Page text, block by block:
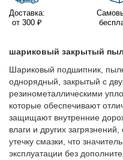
Доставка:
от 300 ₽
шариковый закрытый
Шариковый подшипник,
однорядный, закрытый с
резинометаллическими
которые обеспечивают
защищают внутренние
влаги и других
утечку смазки, что
эксплуатации без